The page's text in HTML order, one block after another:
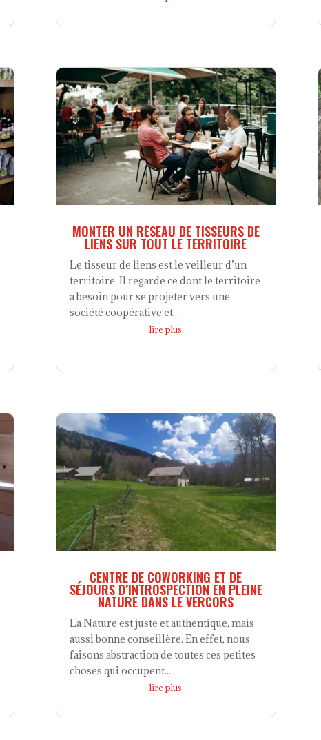
MONTER UN RÉSEAU DE TISSEURS DE
LIENS SUR TOUT LE TERRITOIRE
Le tisseur de liens est le veilleur d’un
territoire. Il regarde ce dont le territoire
a besoin pour se projeter vers une
société coopérative et...
lire plus
CENTRE DE COWORKING ET DE
SÉJOURS D’INTROSPECTION EN PLEINE
NATURE DANS LE VERCORS
La Nature est juste et authentique, mais
aussi bonne conseillère. En effet, nous
faisons abstraction de toutes ces petites
choses qui occupent...
lire plus